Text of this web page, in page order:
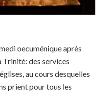
oecuménique après
des services
au cours desquelles
prient pour tous les